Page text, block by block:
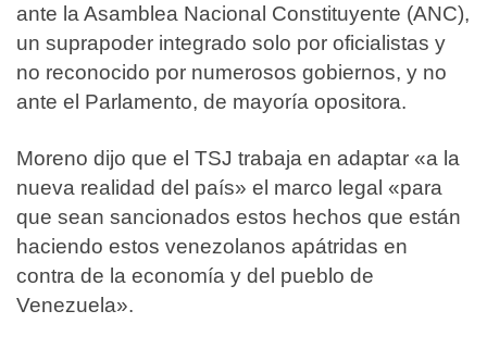
ante la Asamblea Nacional Constituyente (ANC),
un suprapoder integrado solo por oficialistas y
no reconocido por numerosos gobiernos, y no
ante el Parlamento, de mayoría opositora.
Moreno dijo que el TSJ trabaja en adaptar «a la
nueva realidad del país» el marco legal «para
que sean sancionados estos hechos que están
haciendo estos venezolanos apátridas en
contra de la economía y del pueblo de
Venezuela».